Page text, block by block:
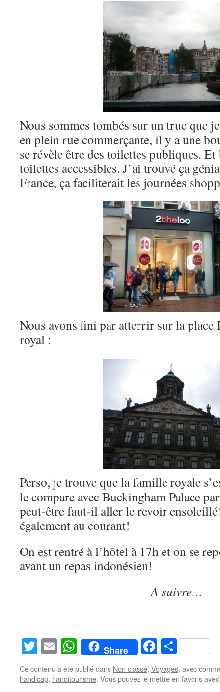
Nous sommes tombés sur un truc que
en plein rue commerçante, il y a une
se révèle être des toilettes publiques.
toilettes accessibles. J’ai trouvé ça
France, ça faciliterait les journées
Nous avons fini par atterrir sur la place
royal :
Perso, je trouve que la famille royale
le compare avec Buckingham Palace
peut-être faut-il aller le revoir
également au courant!
On est rentré à l’hôtel à 17h et on se
avant un repas indonésien!
A suivre…
Twitter
EmailWhatsApp
Share Facebook
Ce contenu a été publié dans Non classé, Voyages, avec
handicap, handitourisme. Vous pouvez le mettre en favoris